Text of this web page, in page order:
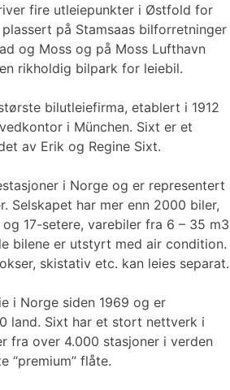
fire utleiepunkter i Østfold for
på Stamsaas bilforretninger
og Moss og på Moss Lufthavn
rikholdig bilpark for leiebil.
bilutleiefirma, etablert i 1912
i München. Sixt er et
av Erik og Regine Sixt.
i Norge og er representert
Selskapet har mer enn 2000 biler,
17-setere, varebiler fra 6 – 35 m3
bilene er utstyrt med air condition.
skistativ etc. kan leies separat.
i Norge siden 1969 og er
land. Sixt har et stort nettverk i
fra over 4.000 stasjoner i verden
“premium” flåte.